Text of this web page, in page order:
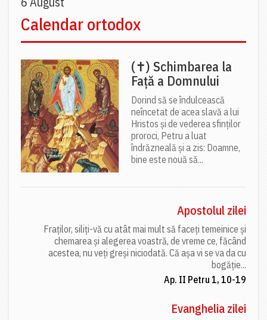
Calendar ortodox
(✝) Schimbarea la
Față a Domnului
Dorind să se îndulcească
neîncetat de acea slavă a lui
Hristos și de vederea sfinților
proroci, Petru a luat
îndrăzneală și a zis: Doamne,
bine este nouă să...
Apostolul zilei
Fraților, siliți-vă cu atât mai mult să faceți temeinice și
chemarea și alegerea voastră, de vreme ce, făcând
acestea, nu veți greși niciodată. Că așa vi se va da cu
bogăție...
Ap. II Petru 1, 10-19
Evanghelia zilei